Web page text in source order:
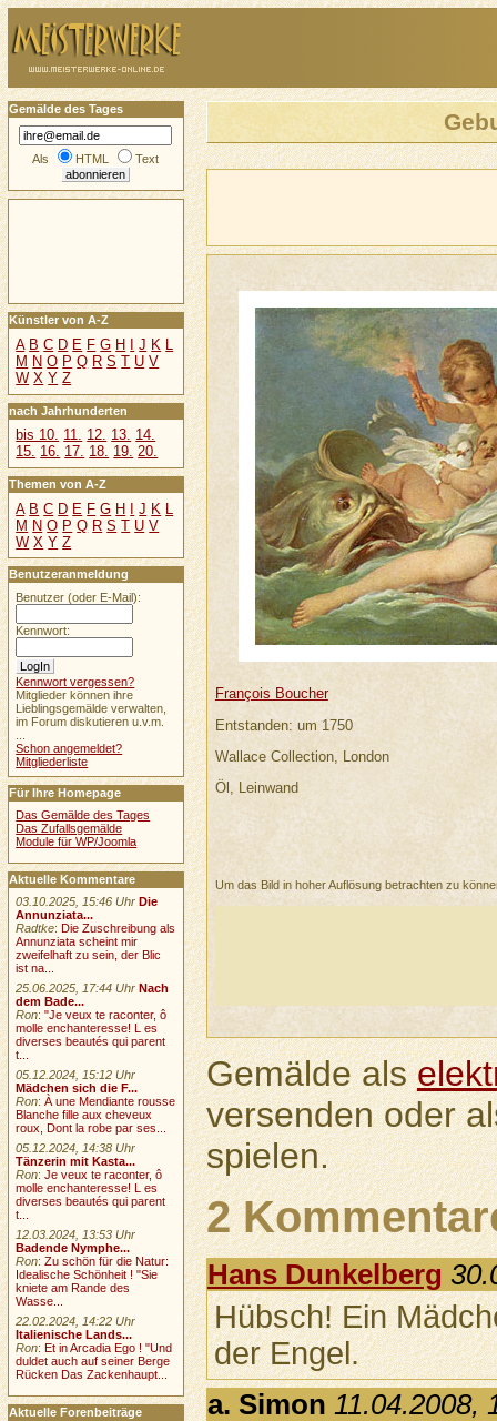
François Boucher
Entstanden: um 1750
Wallace Collection, London
Öl, Leinwand
Um das Bild in hoher Auflösung betrachten zu
Gemälde als
versenden oder
spielen.
2
Hans Dunkelberg
Hübsch! Ein
der Engel.
a. Simon 11.04.2008,
Gemälde des Tages
Als HTML Text
Künstler von A-Z
A B C D E F G H J K L
M N O P Q R S T U V
W X Y Z
nach Jahrhunderten
bis 10. 11. 12. 13. 14.
15. 16. 17. 18. 19. 20.
Themen von A-Z
A B C D E F G H I J K L
M N O P Q R S T U V
W X Y Z
Benutzeranmeldung
Benutzer (oder E-Mail):
Kennwort:
Kennwort vergessen?
Mitglieder können ihre
Lieblingsgemälde verwalten,
im Forum diskutieren u.v.m.
Schon angemeldet?
Mitgliederliste
Für Ihre Homepage
Das Gemälde des Tages
Das Zufallsgemälde
Module für WP/Joomla
Aktuelle Kommentare
03.10.2025, 15:46 Uhr Die
Annunziata...
Radtke: Die Zuschreibung als
Annunziata scheint mir
zweifelhaft zu sein, der Blic
ist na...
25.06.2025, 17:44 Uhr Nach
dem Bade...
Ron:"Je veux te raconter, ô
molle enchanteresse! L es
diverses beautés qui parent
t...
05.12.2024, 15:12 Uhr
Mädchen sich die F...
Ron:À une Mendiante rousse
Blanche fille aux cheveux
roux, Dont la robe par ses...
05.12.2024, 14:38 Uhr
Tänzerin mit Kasta...
Ron:Je veux te raconter, ô
molle enchanteresse! L es
diverses beautés qui parent
t...
12.03.2024, 13:53 Uhr
Badende Nymphe...
Ron:Zu schön für die Natur:
Idealische Schönheit ! "Sie
kniete am Rande des
Wasse...
22.02.2024, 14:22 Uhr
Italienische Lands...
Ron:Et in Arcadia Ego ! "Und
duldet auch auf seiner Berge
Rücken Das Zackenhaupt...
Aktuelle Forenbeiträge